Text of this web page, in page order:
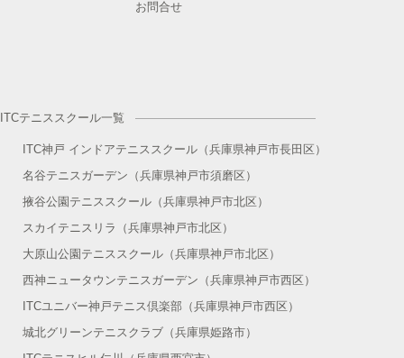
お問合せ
ITCテニススクール一覧
ITC神戸 インドアテニススクール（兵庫県神戸市長田区）
名谷テニスガーデン（兵庫県神戸市須磨区）
掖谷公園テニススクール（兵庫県神戸市北区）
スカイテニスリラ（兵庫県神戸市北区）
大原山公園テニススクール（兵庫県神戸市北区）
西神ニュータウンテニスガーデン（兵庫県神戸市西区）
ITCユニバー神戸テニス倶楽部（兵庫県神戸市西区）
城北グリーンテニスクラブ（兵庫県姫路市）